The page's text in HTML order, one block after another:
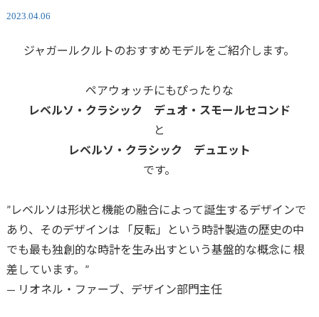
2023.04.06
ジャガールクルトのおすすめモデルをご紹介します。
ペアウォッチにもぴったりな
レベルソ・クラシック デュオ・スモールセコンド
と
レベルソ・クラシック デュエット
です。
”レベルソは形状と機能の融合によって誕生するデザインで
あり、そのデザインは 「反転」という時計製造の歴史の中
でも最も独創的な時計を生み出すという基盤的な概念に 根
差しています。”
— リオネル・ファーブ、デザイン部門主任